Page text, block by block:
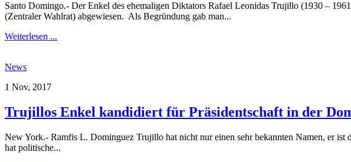
Santo Domingo.- Der Enkel des ehemaligen Diktators Rafael Leonidas Trujillo (1930 –
(Zentraler Wahlrat) abgewiesen. Als Begründung gab man...
Weiterlesen ...
News
1 Nov, 2017
Trujillos Enkel kandidiert für Präsidentschaft in der
New York.- Ramfis L. Dominguez Trujillo hat nicht nur einen sehr bekannten Namen, er
hat politische...